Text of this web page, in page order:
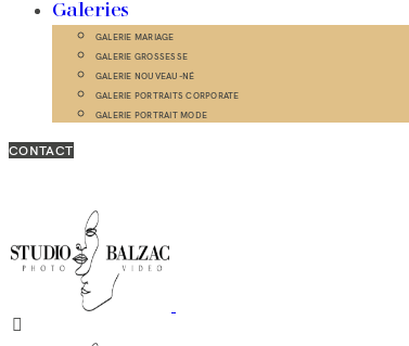
Galeries
GALERIE MARIAGE
GALERIE GROSSESSE
GALERIE NOUVEAU-NÉ
GALERIE PORTRAITS CORPORATE
GALERIE PORTRAIT MODE
CONTACT